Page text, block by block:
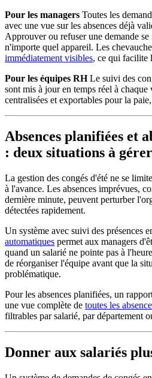
Pour les managers Toutes les
avec une vue sur les absences déjà
Approuver ou refuser une demande
n'importe quel appareil. Les
immédiatement visibles, ce qui facilite
Pour les équipes RHLe suivi des
sont mis à jour en temps réel à
centralisées et exportables pour la
Absences planifiées et
: deux situations à gérer
La gestion des congés d'été ne se
à l'avance. Les absences imprévues,
dernière minute, peuvent perturber
détectées rapidement.
Un système avec suivi des présences
automatiques permet aux managers
quand un salarié ne pointe pas à
de réorganiser l'équipe avant que la
problématique.
Pour les absences planifiées, un
une vue complète de toutes les
filtrables par salarié, par département
Donner aux salariés